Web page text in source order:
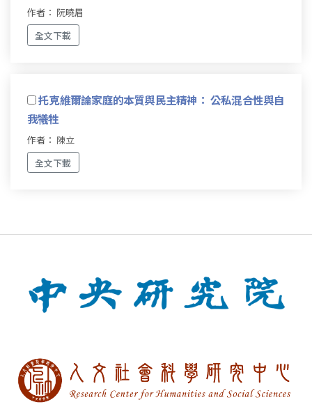
作者： 阮曉眉
全文下載
托克維爾論家庭的本質與民主精神： 公私混合性與自
我犧牲
作者： 陳立
全文下載